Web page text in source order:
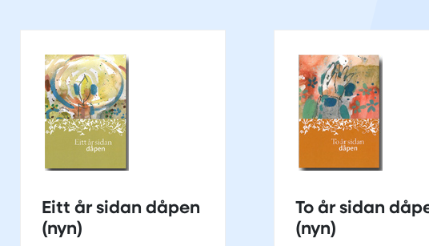
Eitt år sidan dåpen
(nyn)
To år sidan
(nyn)